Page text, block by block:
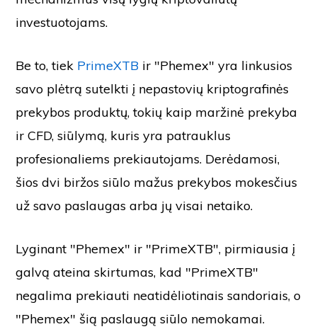
investuotojams.
Be to, tiek PrimeXTB ir "Phemex" yra linkusios
savo plėtrą sutelkti į nepastovių kriptografinės
prekybos produktų, tokių kaip maržinė prekyba
ir CFD, siūlymą, kuris yra patrauklus
profesionaliems prekiautojams. Derėdamosi,
šios dvi biržos siūlo mažus prekybos mokesčius
už savo paslaugas arba jų visai netaiko.
Lyginant "Phemex" ir "PrimeXTB", pirmiausia į
galvą ateina skirtumas, kad "PrimeXTB"
negalima prekiauti neatidėliotinais sandoriais, o
"Phemex" šią paslaugą siūlo nemokamai.